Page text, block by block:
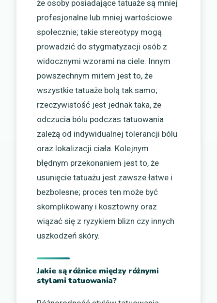
że osoby posiadające tatuaże są mniej
profesjonalne lub mniej wartościowe
społecznie; takie stereotypy mogą
prowadzić do stygmatyzacji osób z
widocznymi wzorami na ciele. Innym
powszechnym mitem jest to, że
wszystkie tatuaże bolą tak samo;
rzeczywistość jest jednak taka, że
odczucia bólu podczas tatuowania
zależą od indywidualnej tolerancji bólu
oraz lokalizacji ciała. Kolejnym
błędnym przekonaniem jest to, że
usunięcie tatuażu jest zawsze łatwe i
bezbolesne; proces ten może być
skomplikowany i kosztowny oraz
wiązać się z ryzykiem blizn czy innych
uszkodzeń skóry.
Jakie są różnice między różnymi
stylami tatuowania?